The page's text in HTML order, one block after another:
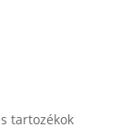
tartozékok